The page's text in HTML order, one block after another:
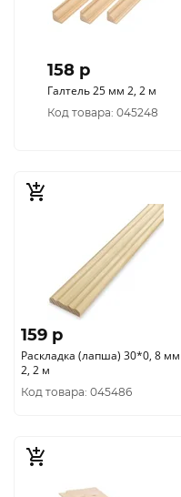
158 p
Галтель 25 мм 2, 2 м
Код товара: 045248
159 p
Раскладка (лапша) 30*0, 8 мм
2, 2 м
Код товара: 045486